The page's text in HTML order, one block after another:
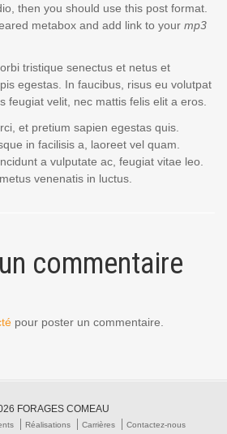
then you should use this post format.
metabox and add link to your mp3
tristique senectus et netus et
egestas. In faucibus, risus eu volutpat
feugiat velit, nec mattis felis elit a eros.
et pretium sapien egestas quis.
in facilisis a, laoreet vel quam.
a vulputate ac, feugiat vitae leo.
venenatis in luctus.
commentaire
pour poster un commentaire.
FORAGES COMEAU
Réalisations Carrières Contactez-nous